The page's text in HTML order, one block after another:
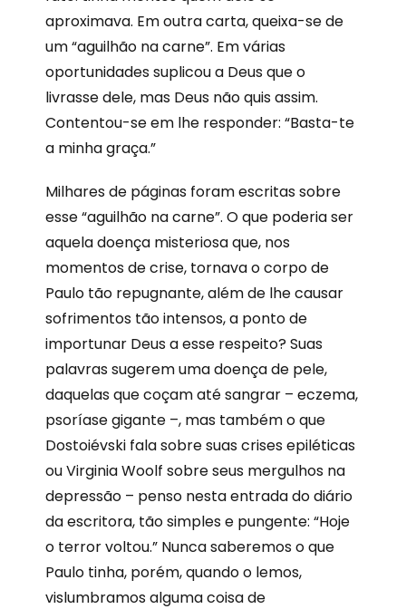
aproximava. Em outra carta, queixa-se de
um “aguilhão na carne”. Em várias
oportunidades suplicou a Deus que o
livrasse dele, mas Deus não quis assim.
Contentou-se em lhe responder: “Basta-te
a minha graça.”
Milhares de páginas foram escritas sobre
esse “aguilhão na carne”. O que poderia ser
aquela doença misteriosa que, nos
momentos de crise, tornava o corpo de
Paulo tão repugnante, além de lhe causar
sofrimentos tão intensos, a ponto de
importunar Deus a esse respeito? Suas
palavras sugerem uma doença de pele,
daquelas que coçam até sangrar – eczema,
psoríase gigante –, mas também o que
Dostoiévski fala sobre suas crises epiléticas
ou Virginia Woolf sobre seus mergulhos na
depressão – penso nesta entrada do diário
da escritora, tão simples e pungente: “Hoje
o terror voltou.” Nunca saberemos o que
Paulo tinha, porém, quando o lemos,
vislumbramos alguma coisa de